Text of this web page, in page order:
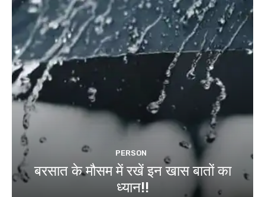
PERSON
बरसात के मौसम में रखें इन खास बातों का
ध्यान!!